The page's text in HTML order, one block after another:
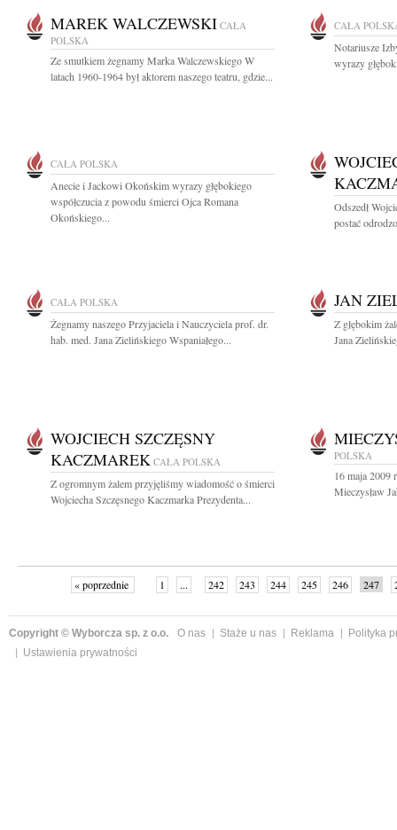
MAREK WALCZEWSKI CAŁA
POLSKA
Ze smutkiem żegnamy Marka Walczewskiego W
latach 1960-1964 był aktorem naszego teatru, gdzie...
CAŁA
Notariusze
wyrazy
CAŁA POLSKA
Anecie i Jackowi Okońskim wyrazy głębokiego
współczucia z powodu śmierci Ojca Romana
Okońskiego...
Odszedł
postać
CAŁA POLSKA
Żegnamy naszego Przyjaciela i Nauczyciela prof. dr.
hab. med. Jana Zielińskiego Wspaniałego...
JAN
Z głębokim
Jana
WOJCIECH SZCZĘSNY
KACZMAREK CAŁA POLSKA
Z ogromnym żalem przyjęliśmy wiadomość o śmierci
Wojciecha Szczęsnego Kaczmarka Prezydenta...
POLSKA
16 maja 2009
Mieczysław
« poprzednie 1 ... 242 243 244 245 246 247
Copyright © Wyborcza sp. z o.o. O nas Staże u nas Reklama
Polityka
Ustawienia prywatności